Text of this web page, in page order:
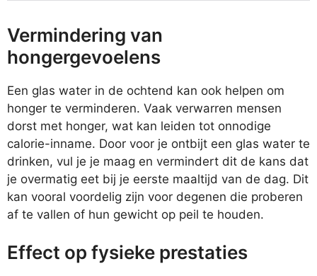
Vermindering van
hongergevoelens
Een glas water in de ochtend kan ook helpen om
honger te verminderen. Vaak verwarren mensen
dorst met honger, wat kan leiden tot onnodige
calorie-inname. Door voor je ontbijt een glas water te
drinken, vul je je maag en vermindert dit de kans dat
je overmatig eet bij je eerste maaltijd van de dag. Dit
kan vooral voordelig zijn voor degenen die proberen
af te vallen of hun gewicht op peil te houden.
Effect op fysieke prestaties